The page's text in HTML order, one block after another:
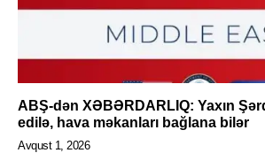
ABŞ-dən XƏBƏRDARLIQ: Yaxın
edilə, hava məkanları bağlana bilər
Avqust 1, 2026